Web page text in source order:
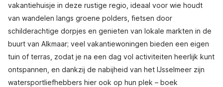
vakantiehuisje in deze rustige regio, ideaal voor wie houdt
van wandelen langs groene polders, fietsen door
schilderachtige dorpjes en genieten van lokale markten in de
buurt van Alkmaar; veel vakantiewoningen bieden een eigen
tuin of terras, zodat je na een dag vol activiteiten heerlijk kunt
ontspannen, en dankzij de nabijheid van het IJsselmeer zijn
watersportliefhebbers hier ook op hun plek – boek